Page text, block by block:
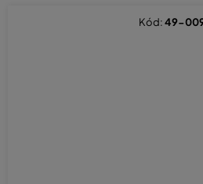
Kód:49-